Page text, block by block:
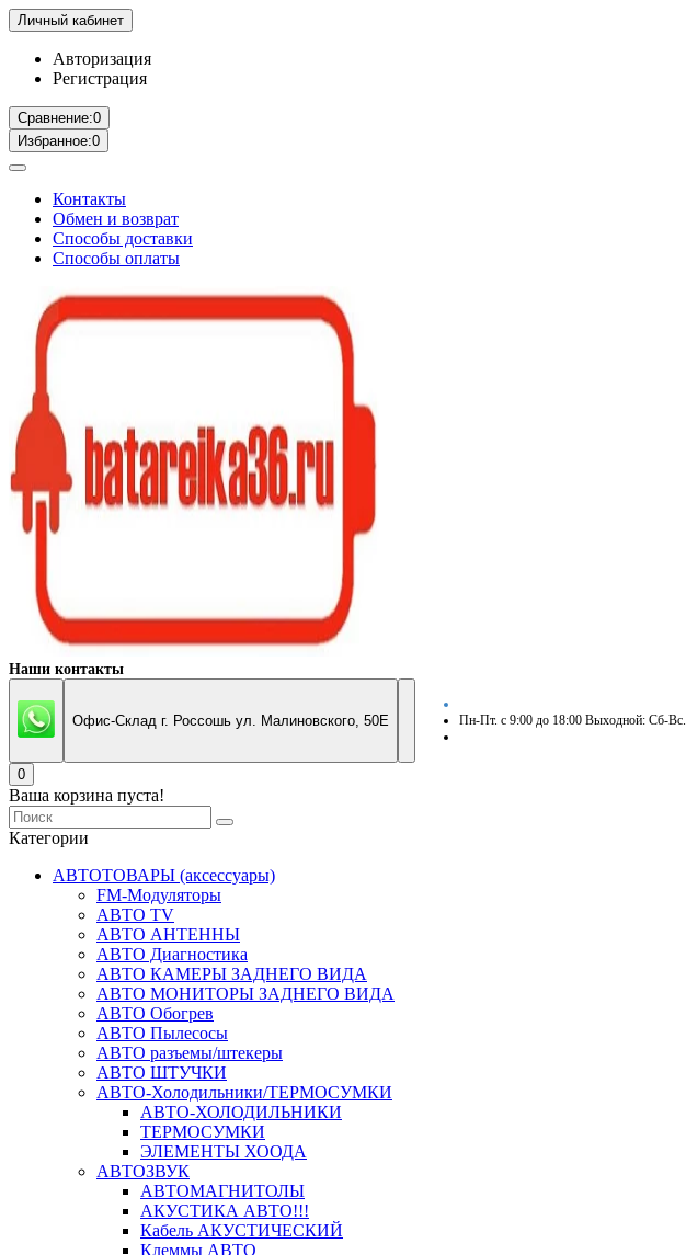
Личный кабинет
Авторизация
Регистрация
Сравнение:0
Избранное:0
Контакты
Обмен и возврат
Способы доставки
Способы оплаты
Наши контакты
Офис-Склад г. Россошь ул. Малиновского, 50Е Пн-Пт. с 9:00 до 18:00 Выходной: Сб-Вс.
0
Ваша корзина пуста!
Категории
АВТОТОВАРЫ (аксессуары)
FM-Модуляторы
АВТО TV
АВТО АНТЕННЫ
АВТО Диагностика
АВТО КАМЕРЫ ЗАДНЕГО ВИДА
АВТО МОНИТОРЫ ЗАДНЕГО ВИДА
АВТО Обогрев
АВТО Пылесосы
АВТО разъемы/штекеры
АВТО ШТУЧКИ
АВТО-Холодильники/ТЕРМОСУМКИ
АВТО-ХОЛОДИЛЬНИКИ
ТЕРМОСУМКИ
ЭЛЕМЕНТЫ ХООДА
АВТОЗВУК
АВТОМАГНИТОЛЫ
АКУСТИКА АВТО!!!
Кабель АКУСТИЧЕСКИЙ
Клеммы АВТО